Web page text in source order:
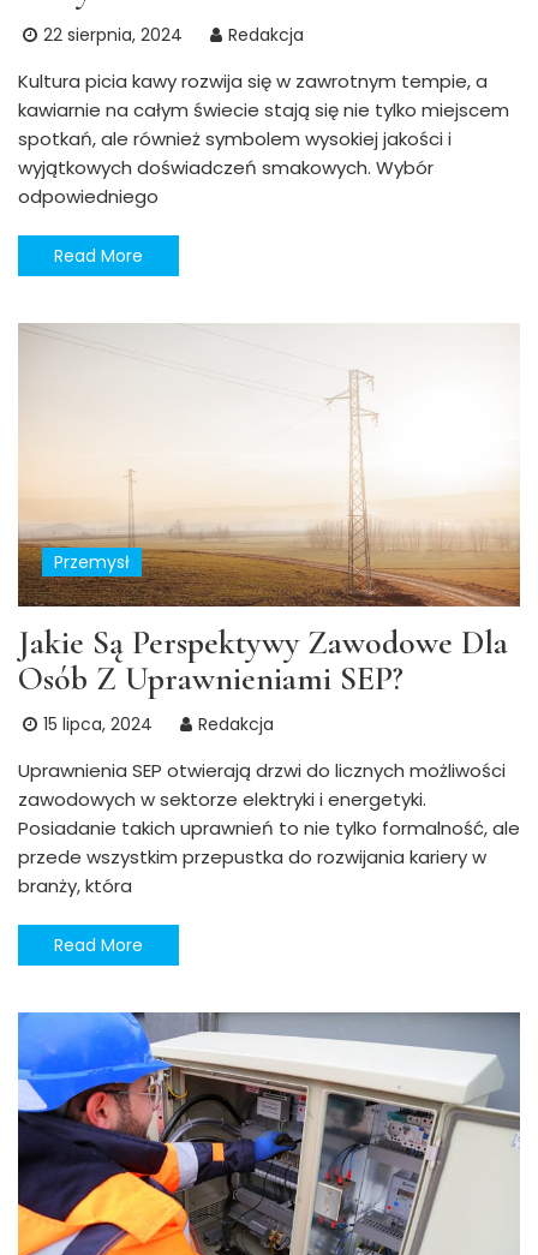
22 sierpnia, 2024 Redakcja
Kultura picia kawy rozwija się w zawrotnym tempie, a
kawiarnie na całym świecie stają się nie tylko miejscem
spotkań, ale również symbolem wysokiej jakości i
wyjątkowych doświadczeń smakowych. Wybór
odpowiedniego
Read More
Przemysł
Jakie Są Perspektywy Zawodowe Dla
Osób Z Uprawnieniami SEP?
15 lipca, 2024 Redakcja
Uprawnienia SEP otwierają drzwi do licznych możliwości
zawodowych w sektorze elektryki i energetyki.
Posiadanie takich uprawnień to nie tylko formalność, ale
przede wszystkim przepustka do rozwijania kariery w
branży, która
Read More